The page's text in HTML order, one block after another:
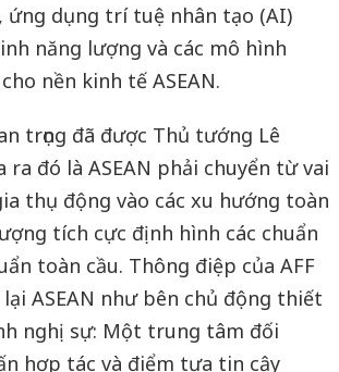
ứng dụng trí tuệ nhân tạo (AI)
năng lượng và các mô hình
nền kinh tế ASEAN.
trọng đã được Thủ tướng Lê
ra đó là ASEAN phải chuyển từ vai
thụ động vào các xu hướng toàn
tích cực định hình các chuẩn
toàn cầu. Thông điệp của AFF
ASEAN như bên chủ động thiết
nghị sự: Một trung tâm đối
hợp tác và điểm tựa tin cậy